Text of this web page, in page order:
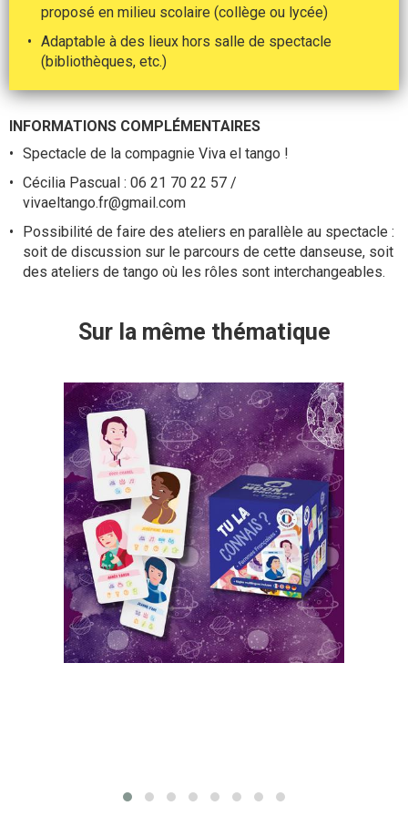
proposé en milieu scolaire (collège ou lycée)
Adaptable à des lieux hors salle de spectacle
(bibliothèques, etc.)
INFORMATIONS COMPLÉMENTAIRES
Spectacle de la compagnie Viva el tango !
Cécilia Pascual : 06 21 70 22 57 /
vivaeltango.fr@gmail.com
Possibilité de faire des ateliers en parallèle au spectacle :
soit de discussion sur le parcours de cette danseuse, soit
des ateliers de tango où les rôles sont interchangeables.
Sur la même thématique